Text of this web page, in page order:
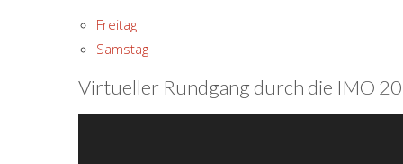
Freitag
Samstag
Virtueller Rundgang durch die IMO